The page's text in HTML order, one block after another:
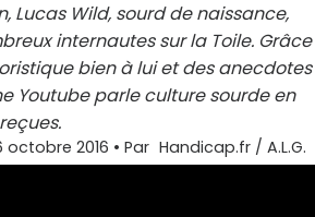
Lucas Wild, sourd de naissance,
internautes sur la Toile. Grâce
bien à lui et des anecdotes
Youtube parle culture sourde en
octobre 2016 • Par Handicap.fr / A.L.G.